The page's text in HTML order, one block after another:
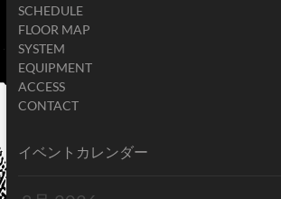
SCHEDULE
FLOOR MAP
SYSTEM
EQUIPMENT
ACCESS
CONTACT
イベントカレンダー